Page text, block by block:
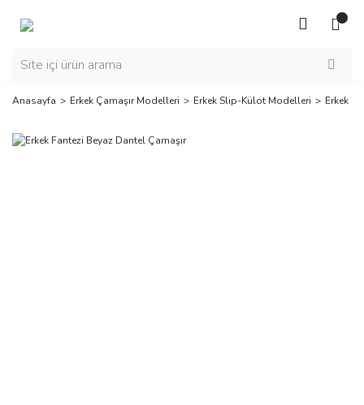
Anasayfa Erkek Çamaşır Modelleri Erkek Slip-Külot Modelleri Erkek